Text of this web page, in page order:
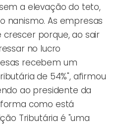
a elevação do teto,
nanismo. As empresas
porque, ao sair
no lucro
recebem um
de 54%", afirmou
ao presidente da
como está
Tributária é "uma